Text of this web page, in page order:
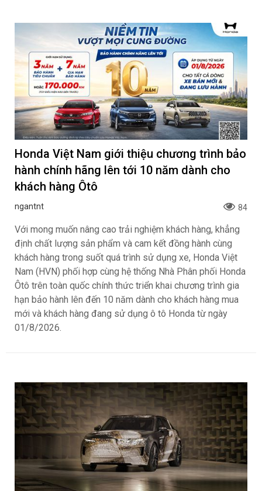
Honda Việt Nam giới thiệu chương trình bảo
hành chính hãng lên tới 10 năm dành cho
khách hàng Ôtô
ngantnt 84
Với mong muốn nâng cao trải nghiệm khách hàng, khẳng
định chất lượng sản phẩm và cam kết đồng hành cùng
khách hàng trong suốt quá trình sử dụng xe, Honda Việt
Nam (HVN) phối hợp cùng hệ thống Nhà Phân phối Honda
Ôtô trên toàn quốc chính thức triển khai chương trình gia
hạn bảo hành lên đến 10 năm dành cho khách hàng mua
mới và khách hàng đang sử dụng ô tô Honda từ ngày
01/8/2026.